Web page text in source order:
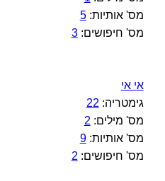
מס' אותיות:5
מס' חיפושים:3
אי אי
גימטריה: 22
מס' מילים: 2
מס' אותיות:9
מס' חיפושים: 2